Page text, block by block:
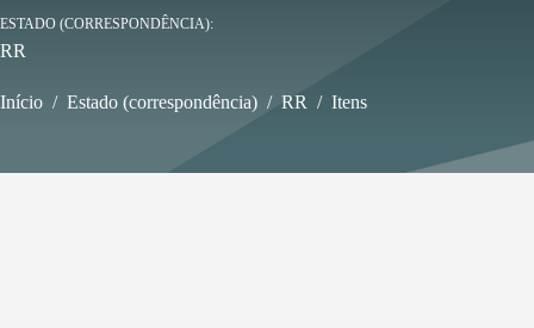
ESTADO (CORRESPONDÊNCIA)
RR
Início / Estado (correspondência) / RR / Itens